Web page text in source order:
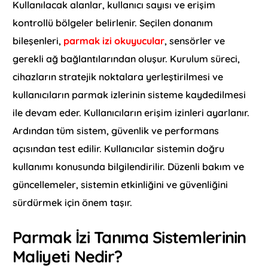
Kullanılacak alanlar, kullanıcı sayısı ve erişim
kontrollü bölgeler belirlenir. Seçilen donanım
bileşenleri, parmak izi okuyucular, sensörler ve
gerekli ağ bağlantılarından oluşur. Kurulum süreci,
cihazların stratejik noktalara yerleştirilmesi ve
kullanıcıların parmak izlerinin sisteme kaydedilmesi
ile devam eder. Kullanıcıların erişim izinleri ayarlanır.
Ardından tüm sistem, güvenlik ve performans
açısından test edilir. Kullanıcılar sistemin doğru
kullanımı konusunda bilgilendirilir. Düzenli bakım ve
güncellemeler, sistemin etkinliğini ve güvenliğini
sürdürmek için önem taşır.
Parmak İzi Tanıma Sistemlerinin
Maliyeti Nedir?